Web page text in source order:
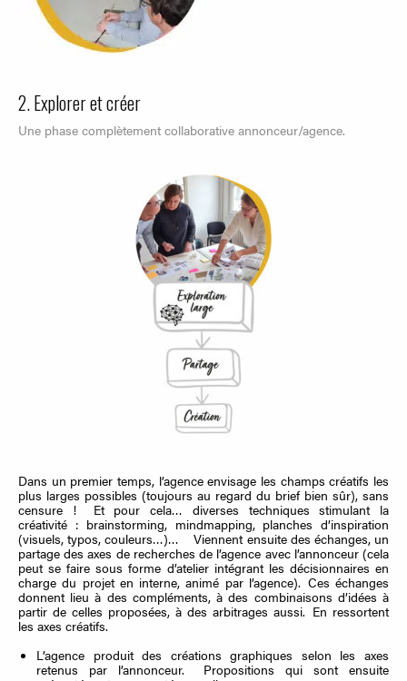
2. Explorer et créer
Une phase complètement collaborative annonceur/agence.
Dans un premier temps, l’agence envisage les champs créatifs les
plus larges possibles (toujours au regard du brief bien sûr), sans
censure ! Et pour cela… diverses techniques stimulant la
créativité : brainstorming, mindmapping, planches d’inspiration
(visuels, typos, couleurs…)… Viennent ensuite des échanges, un
partage des axes de recherches de l’agence avec l’annonceur (cela
peut se faire sous forme d’atelier intégrant les décisionnaires en
charge du projet en interne, animé par l’agence). Ces échanges
donnent lieu à des compléments, à des combinaisons d’idées à
partir de celles proposées, à des arbitrages aussi. En ressortent
les axes créatifs.
L’agence produit des créations graphiques selon les axes
retenus par l’annonceur. Propositions qui sont ensuite